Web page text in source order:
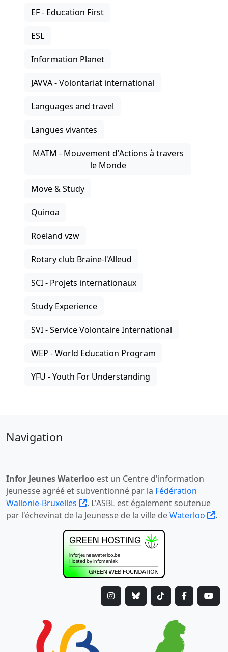
EF - Education First
ESL
Information Planet
JAVVA - Volontariat international
Languages and travel
Langues vivantes
MATM - Mouvement d'Actions à travers
le Monde
Move & Study
Quinoa
Roeland vzw
Rotary club Braine-l'Alleud
SCI - Projets internationaux
Study Experience
SVI - Service Volontaire International
WEP - World Education Program
YFU - Youth For Understanding
Navigation
Infor Jeunes Waterloo est un Centre d'information
jeunesse agréé et subventionné par la Fédération
Wallonie-Bruxelles
. L'ASBL est également soutenue
par l'échevinat de la Jeunesse de la ville deWaterloo .